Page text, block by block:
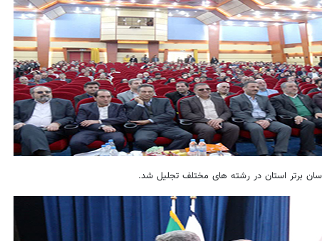
برتر استان در رشته های مختلف تجلیل شد.